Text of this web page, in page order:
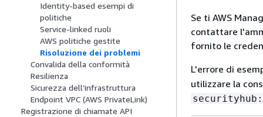
Identity-based esempi di
politiche
Service-linked ruoli
AWS politiche gestite
Risoluzione dei problemi
Convalida della conformità
Resilienza
Sicurezza dell’infrastruttura
Endpoint VPC (AWS PrivateLink)
Registrazione di chiamate API
Se ti AWS
contattare
fornito le
L'errore di
utilizzare la
securityhub: